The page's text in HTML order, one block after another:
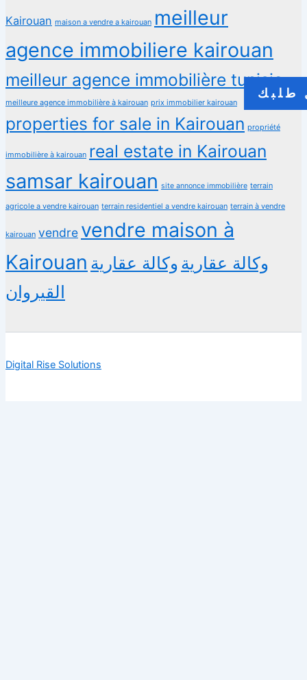
طلبك
Kairouan maison a vendre a kairouan meilleur
agence immobiliere kairouan
meilleur agence immobilière tunisie
meilleure agence immobilière à kairouan prix immobilier kairouan
properties for sale in Kairouan propriété
immobilière à kairouan real estate in Kairouan
samsar kairouan site annonce immobilière terrain
agricole a vendre kairouan terrain residentiel a vendre kairouan terrain à vendre
kairouan vendre vendre maison à
Kairouan
وكالة عقارية وكالة عقارية
القيروان
Digital Rise Solutions